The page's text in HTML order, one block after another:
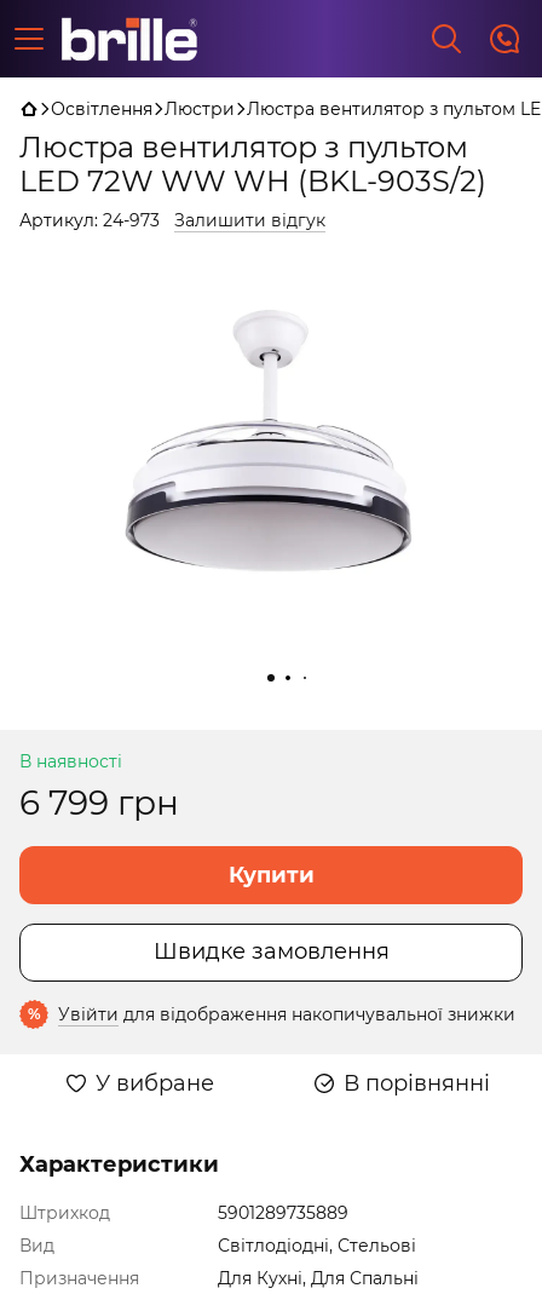
Освітлення Люстри Люстра вентилятор з пультом
Люстра вентилятор з пультом
LED 72W WW WH (BKL-903S/2)
Артикул: 24-973 Залишити відгук
В наявності
6 799 грн
Купити
Швидке замовлення
% Увійти для відображення накопичувальної знижки
У вибране В порівнянні
Характеристики
Штрихкод
5901289735889
Вид
Світлодіодні, Стельові
Призначення
Для Кухні, Для Спальні